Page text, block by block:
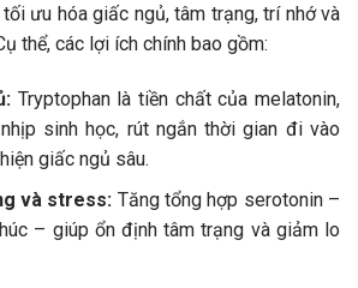
ưu hóa giấc ngủ, tâm trạng, trí nhớ và
thể, các lợi ích chính bao gồm:
Tryptophan là tiền chất của melatonin,
sinh học, rút ngắn thời gian đi vào
giấc ngủ sâu.
và stress: Tăng tổng hợp serotonin –
– giúp ổn định tâm trạng và giảm lo